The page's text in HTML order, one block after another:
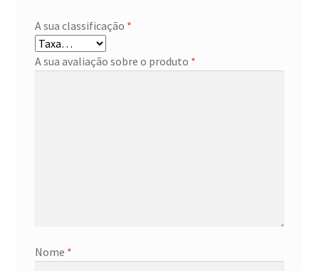
A sua classificação *
A sua avaliação sobre o produto *
Nome *